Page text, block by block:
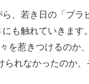
、若き日の「ブラ
も触れていきます。
を惹きつけるのか
れなかったのか